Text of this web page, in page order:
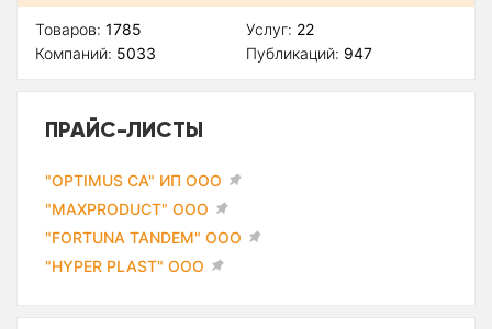
Товаров: 1785
Компаний: 5033
Услуг: 22
Публикаций: 947
ПРАЙС-ЛИСТЫ
"OPTIMUS CA" ИП ООО
"MAXPRODUCT" ООО
"FORTUNA TANDEM" ООО
"HYPER PLAST" ООО